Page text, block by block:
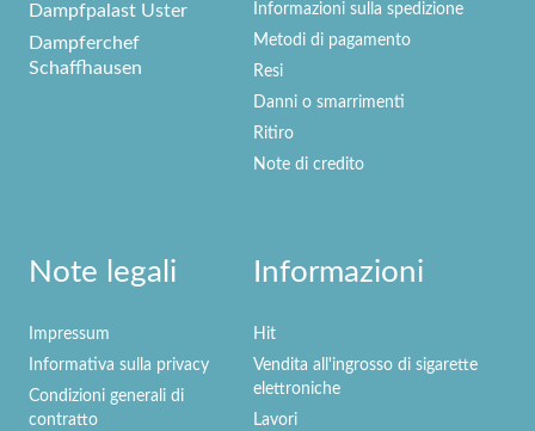
Dampfpalast Uster
Dampferchef
Schaffhausen
Informazioni sulla spedizione
Metodi di pagamento
Resi
Danni o smarrimenti
Ritiro
Note di credito
Note legali
Impressum
Informativa sulla privacy
Condizioni generali di
contratto
Informazioni
Hit
Vendita all'ingrosso di sigarette
elettroniche
Lavori